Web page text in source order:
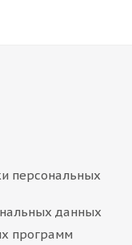
персональных
данных
программ